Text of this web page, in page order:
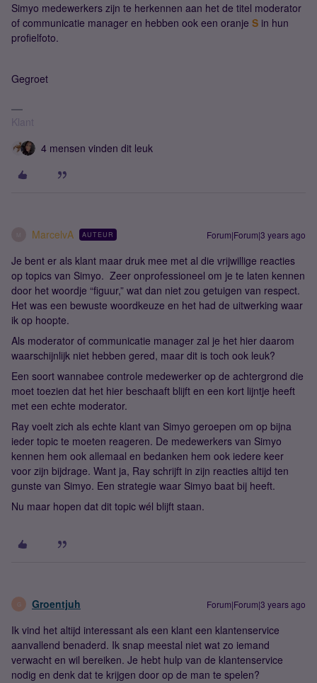
Simyo medewerkers zijn te herkennen aan het de titel moderator
of communicatie manager en hebben ook een oranje S in hun
profielfoto.
Gegroet
Klant
4 mensen vinden dit leuk
MarcelvA AUTEUR Forum|Forum|3 years ago
Je bent er als klant maar druk mee met al die vrijwillige reacties
op topics van Simyo. Zeer onprofessioneel om je te laten kennen
door het woordje “figuur,” wat dan niet zou getuigen van respect.
Het was een bewuste woordkeuze en het had de uitwerking waar
ik op hoopte.
Als moderator of communicatie manager zal je het hier daarom
waarschijnlijk niet hebben gered, maar dit is toch ook leuk?
Een soort wannabee controle medewerker op de achtergrond die
moet toezien dat het hier beschaaft blijft en een kort lijntje heeft
met een echte moderator.
Ray voelt zich als echte klant van Simyo geroepen om op bijna
ieder topic te moeten reageren. De medewerkers van Simyo
kennen hem ook allemaal en bedanken hem ook iedere keer
voor zijn bijdrage. Want ja, Ray schrijft in zijn reacties altijd ten
gunste van Simyo. Een strategie waar Simyo baat bij heeft.
Nu maar hopen dat dit topic wél blijft staan.
G Groentjuh Forum|Forum|3 years ago
Ik vind het altijd interessant als een klant een klantenservice
aanvallend benaderd. Ik snap meestal niet wat zo iemand
verwacht en wil bereiken. Je hebt hulp van de klantenservice
nodig en denk dat te krijgen door op de man te spelen?